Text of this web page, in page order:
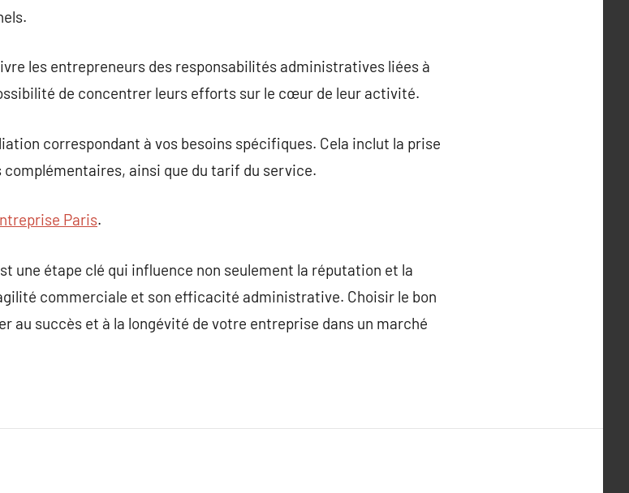
les entrepreneurs des responsabilités administratives liées à
de concentrer leurs efforts sur le cœur de leur activité.
correspondant à vos besoins spécifiques. Cela inclut la prise
ainsi que du tarif du service.
Paris.
une étape clé qui influence non seulement la réputation et la
commerciale et son efficacité administrative. Choisir le bon
au succès et à la longévité de votre entreprise dans un marché